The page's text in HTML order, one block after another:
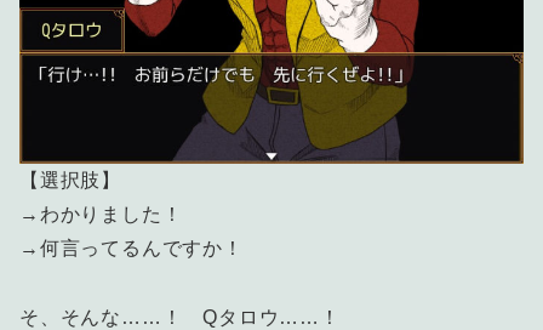
【選択肢】
→わかりました！
→何言ってるんですか！
そ、そんな……！ Qタロウ……！